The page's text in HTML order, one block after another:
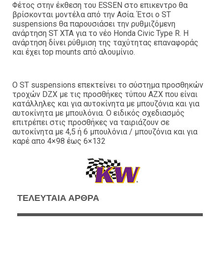
Φέτος στην έκθεση του ESSEN στο επικεντρο θα
βρίσκονται μοντέλα από την Ασία. Έτσι ο ST
suspensions θα παρουσιάσει την ρυθμιζόμενη
ανάρτηση ST XTA για το νέο Honda Civic Type R. Η
ανάρτηση δίνει ρύθμιση της ταχύτητας επαναφοράς
και έχει top mounts από αλουμίνιο.
O ST suspensions επεκτείνει το σύστημα προσθηκών
τροχών DZX με τις προσθήκες τύπου AZX που είναι
κατάλληλες και για αυτοκίνητα με μπουζόνια και για
αυτοκίνητα με μπουλόνια. Ο ειδικός σχεδιασμός
επιτρέπει στις προσθήκες να ταιριάζουν σε
αυτοκίνητα με 4,5 ή 6 μπουλόνια / μπουζόνια και για
καρέ απο 4×98 έως 6×132
ΤΕΛΕΥΤΑΙΑ ΑΡΘΡΑ